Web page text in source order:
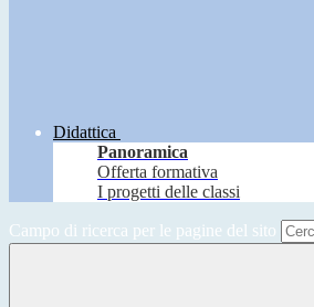
Didattica
Panoramica
Offerta formativa
I progetti delle classi
Campo di ricerca per le pagine del sito